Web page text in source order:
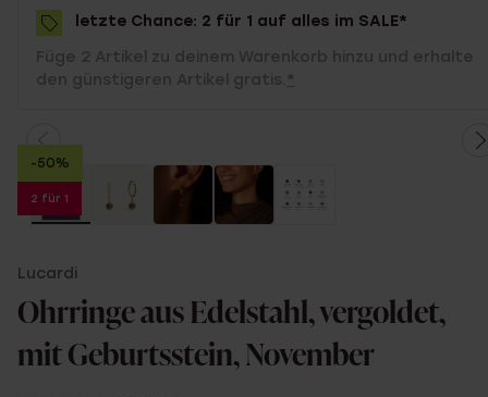
are
here:
letzte Chance: 2 für 1 auf alles im SALE*
Füge 2 Artikel zu deinem Warenkorb hinzu und erhalte
den günstigeren Artikel gratis. *
-50%
2 für 1
Lucardi
Ohrringe aus Edelstahl, vergoldet,
mit Geburtsstein, November